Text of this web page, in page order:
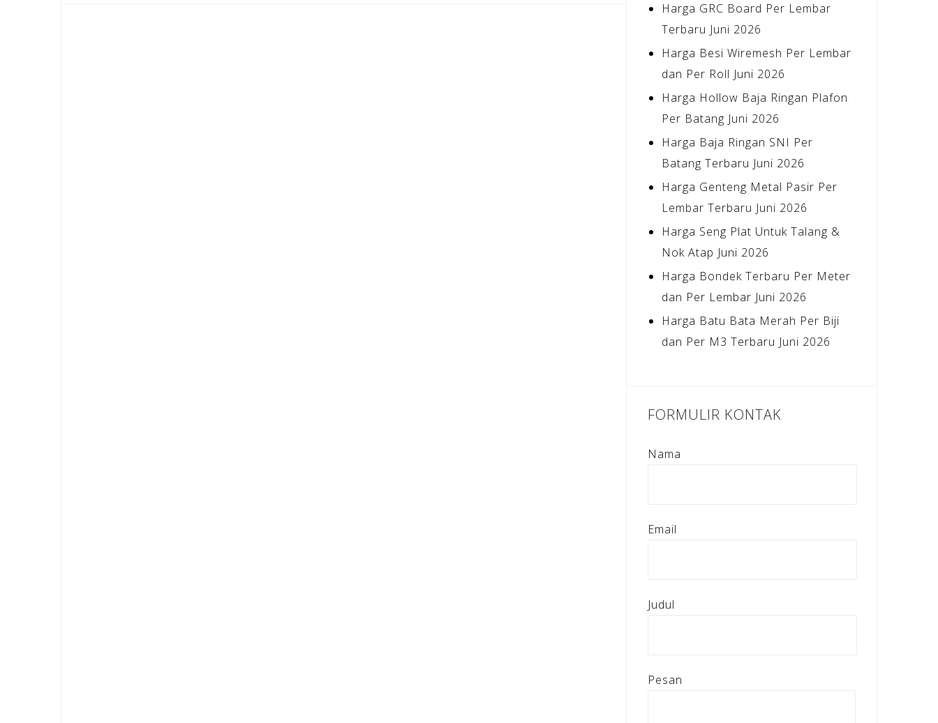
Harga GRC Board Per Lembar
Terbaru Juni 2026
Harga Besi Wiremesh Per Lembar
dan Per Roll Juni 2026
Harga Hollow Baja Ringan Plafon
Per Batang Juni 2026
Harga Baja Ringan SNI Per
Batang Terbaru Juni 2026
Harga Genteng Metal Pasir Per
Lembar Terbaru Juni 2026
Harga Seng Plat Untuk Talang &
Nok Atap Juni 2026
Harga Bondek Terbaru Per Meter
dan Per Lembar Juni 2026
Harga Batu Bata Merah Per Biji
dan Per M3 Terbaru Juni 2026
FORMULIR KONTAK
Nama
Email
Judul
Pesan